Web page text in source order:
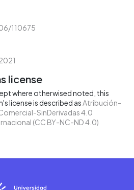
110675
license
where otherwised noted, this
license is described asAtribución-
SinDerivadas 4.0
(CC BY-NC-ND 4.0)